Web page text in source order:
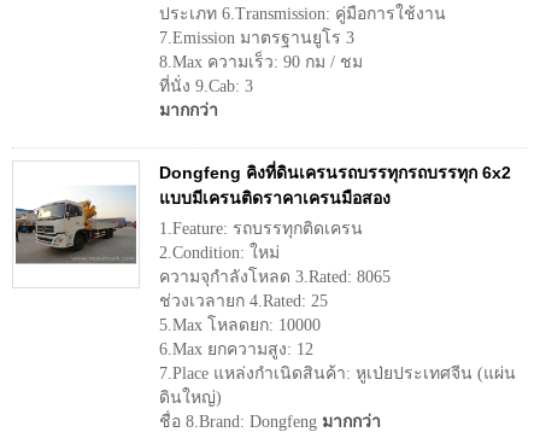
ประเภท 6.Transmission: คู่มือการใช้งาน
7.Emission มาตรฐานยูโร 3
8.Max ความเร็ว: 90 กม / ชม
ที่นั่ง 9.Cab: 3
มากกว่า
Dongfeng คิงที่ดินเครนรถบรรทุกรถบรรทุก 6x2
แบบมีเครนติดราคาเครนมือสอง
1.Feature: รถบรรทุกติดเครน
2.Condition: ใหม่
ความจุกำลังโหลด 3.Rated: 8065
ช่วงเวลายก 4.Rated: 25
5.Max โหลดยก: 10000
6.Max ยกความสูง: 12
7.Place แหล่งกำเนิดสินค้า: หูเป่ยประเทศจีน (แผ่น
ดินใหญ่)
ชื่อ 8.Brand: Dongfeng มากกว่า